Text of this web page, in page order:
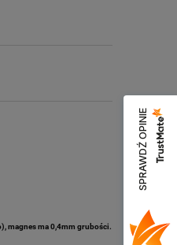
magnes ma 0,4mm grubości.
SPRAWDŹ OPINIE